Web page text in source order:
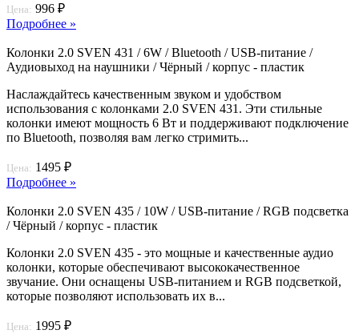
Цена: 996 ₽
Подробнее »
Колонки 2.0 SVEN 431 / 6W / Bluetooth / USB-питание /
Аудиовыход на наушники / Чёрный / корпус - пластик
Наслаждайтесь качественным звуком и удобством
использования с колонками 2.0 SVEN 431. Эти стильные
колонки имеют мощность 6 Вт и поддерживают подключение
по Bluetooth, позволяя вам легко стримить...
Цена: 1495 ₽
Подробнее »
Колонки 2.0 SVEN 435 / 10W / USB-питание / RGB подсветка
/ Чёрный / корпус - пластик
Колонки 2.0 SVEN 435 - это мощные и качественные аудио
колонки, которые обеспечивают высококачественное
звучание. Они оснащены USB-питанием и RGB подсветкой,
которые позволяют использовать их в...
Цена: 1995 ₽